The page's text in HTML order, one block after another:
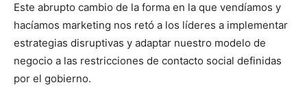
Este abrupto cambio de la forma en la que vendíamos y
hacíamos marketing nos retó a los líderes a implementar
estrategias disruptivas y adaptar nuestro modelo de
negocio a las restricciones de contacto social definidas
por el gobierno.